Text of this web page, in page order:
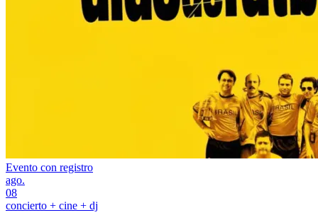
Evento con registro
ago.
08
concierto + cine + dj